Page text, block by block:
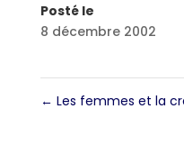
Posté le
8 décembre 2002
← Les femmes et la